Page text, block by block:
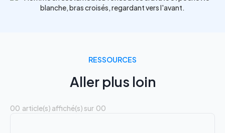
RESSOURCES
Aller plus loin
00 article(s) affiché(s) sur 00